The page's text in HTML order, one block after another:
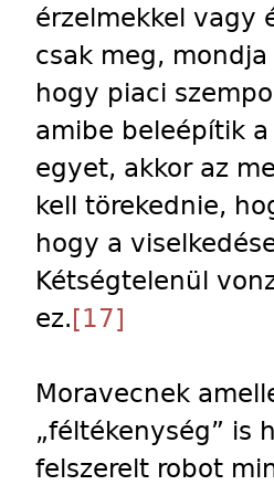
érzelmekkel vagy
csak meg,
hogy piaci
amibe beleépítik
egyet, akkor az
kell törekednie,
hogy a
Kétségtelenül
ez.[17]
Moravecnek
„féltékenység” is
felszerelt robot